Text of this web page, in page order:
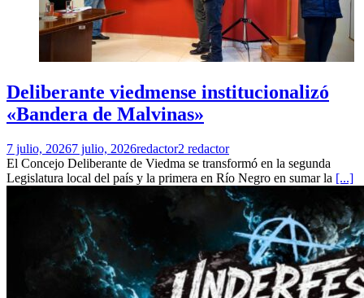
Deliberante viedmense institucionalizó
«Bandera de Malvinas»
7 julio, 20267 julio, 2026redactor2 redactor
El Concejo Deliberante de Viedma se transformó en la segunda
Legislatura local del país y la primera en Río Negro en sumar la [...]